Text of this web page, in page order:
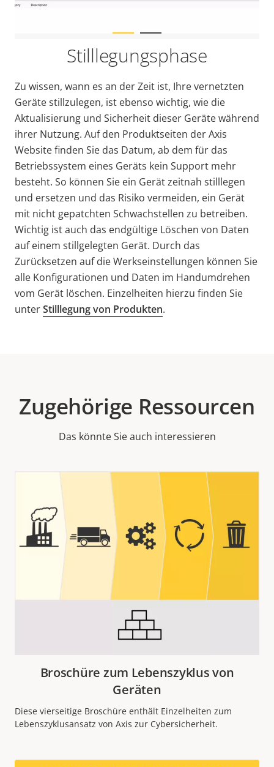
Stilllegungsphase
Zu wissen, wann es an der Zeit ist, Ihre vernetzten
Geräte stillzulegen, ist ebenso wichtig, wie die
Aktualisierung und Sicherheit dieser Geräte während
ihrer Nutzung. Auf den Produktseiten der Axis
Website finden Sie das Datum, ab dem für das
Betriebssystem eines Geräts kein Support mehr
besteht. So können Sie ein Gerät zeitnah stilllegen
und ersetzen und das Risiko vermeiden, ein Gerät
mit nicht gepatchten Schwachstellen zu betreiben.
Wichtig ist auch das endgültige Löschen von Daten
auf einem stillgelegten Gerät. Durch das
Zurücksetzen auf die Werkseinstellungen können Sie
alle Konfigurationen und Daten im Handumdrehen
vom Gerät löschen. Einzelheiten hierzu finden Sie
unterStilllegung von Produkten.
Zugehörige Ressourcen
Das könnte Sie auch interessieren
Broschüre zum Lebenszyklus von
Geräten
Diese vierseitige Broschüre enthält Einzelheiten zum
Lebenszyklusansatz von Axis zur Cybersicherheit.